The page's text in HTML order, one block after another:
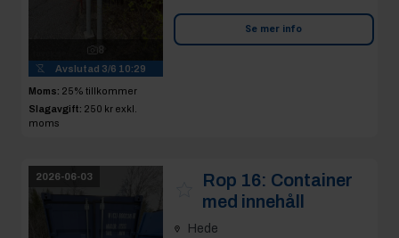
Avslutad 3/6 10:29
Moms: 25% tillkommer
Slagavgift: 250 kr exkl.
moms
Se mer info
2026-06-03 Rop 16: Container
med innehåll
Hede